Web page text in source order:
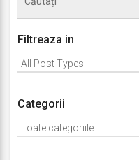
Filtreaza in
Categorii